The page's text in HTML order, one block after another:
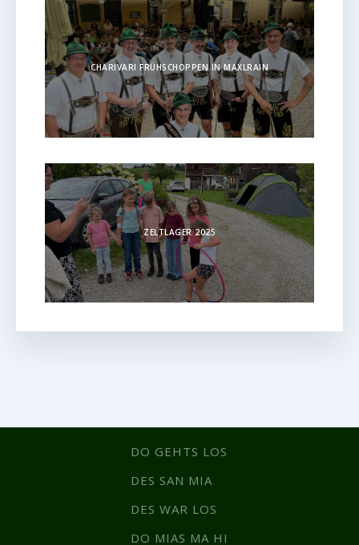
CHARIVARI FRÜHSCHOPPEN IN MAXLRAIN
ZELTLAGER 2025
DO GEHTS LOS
DES SAN MIA
DES WAR LOS
DO MIAS MA HI